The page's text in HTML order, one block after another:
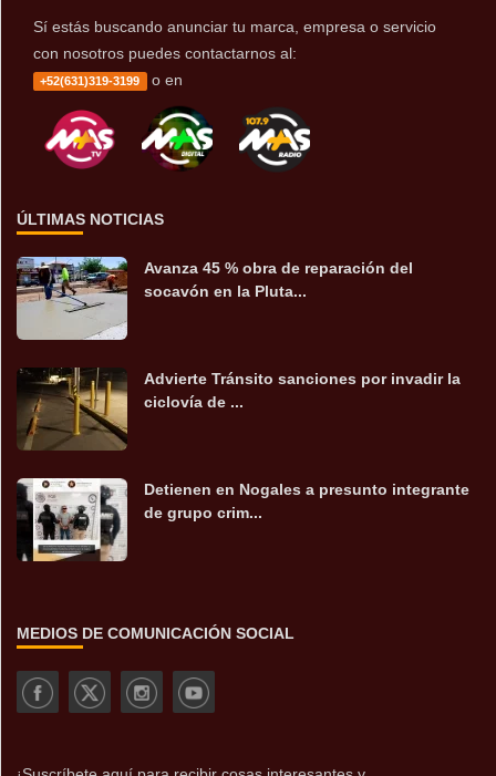
Sí estás buscando anunciar tu marca, empresa o servicio
con nosotros puedes contactarnos al:
+52(631)319-3199 o en
ÚLTIMAS NOTICIAS
Avanza 45 % obra de reparación del
socavón en la Pluta...
Advierte Tránsito sanciones por invadir la
ciclovía de ...
Detienen en Nogales a presunto integrante
de grupo crim...
MEDIOS DE COMUNICACIÓN SOCIAL